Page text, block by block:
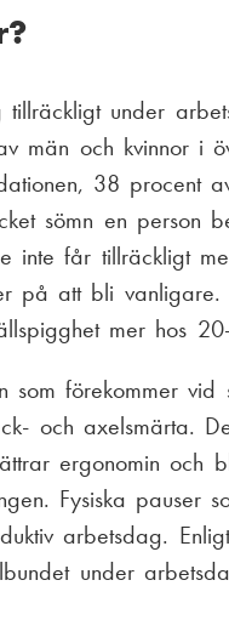
under
män och kvinnor i
38 procent
sömn en person
inte får tillräckligt
på att bli vanligare.
mer hos
som förekommer vid
och axelsmärta.
ergonomin och
Fysiska pauser
arbetsdag.
under